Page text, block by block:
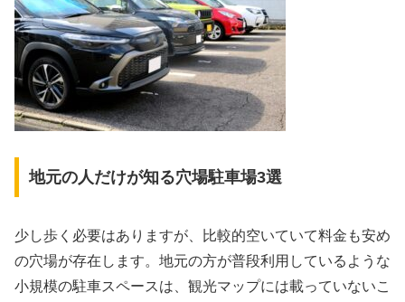
地元の人だけが知る穴場駐車場3選
少し歩く必要はありますが、比較的空いていて料金も安め
の穴場が存在します。地元の方が普段利用しているような
小規模の駐車スペースは、観光マップには載っていないこ